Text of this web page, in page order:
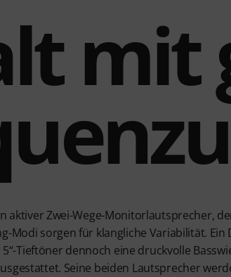
mit
aktiver Zwei-Wege-Monitorlautsprecher,
Modi sorgen für klangliche Variabilität.
Tieftöner dennoch eine druckvolle
Seine beiden Lautsprecher